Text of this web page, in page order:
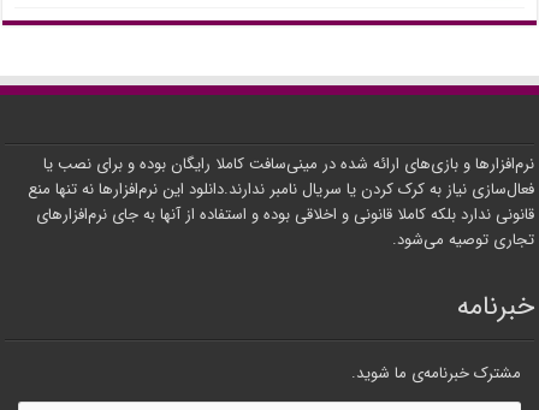
نرم‌افزارها و بازی‌های ارائه شده در مینی‌سافت کاملا رایگان بوده و برای نصب یا
فعال‌سازی نیاز به کرک کردن یا سریال نامبر ندارند.دانلود این نرم‌افزارها نه تنها منع
قانونی ندارد بلکه کاملا قانونی و اخلاقی بوده و استفاده از آنها به جای نرم‌افزارهای
تجاری توصیه می‌شود.
خبرنامه
مشترک خبرنامه‌ی ما شوید.